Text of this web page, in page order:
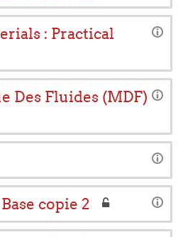
: Practical
Des Fluides (MDF)
copie 2